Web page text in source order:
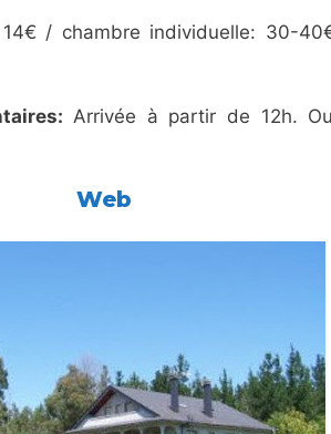
/ chambre individuelle: 30-
Arrivée à partir de 12h.
Web